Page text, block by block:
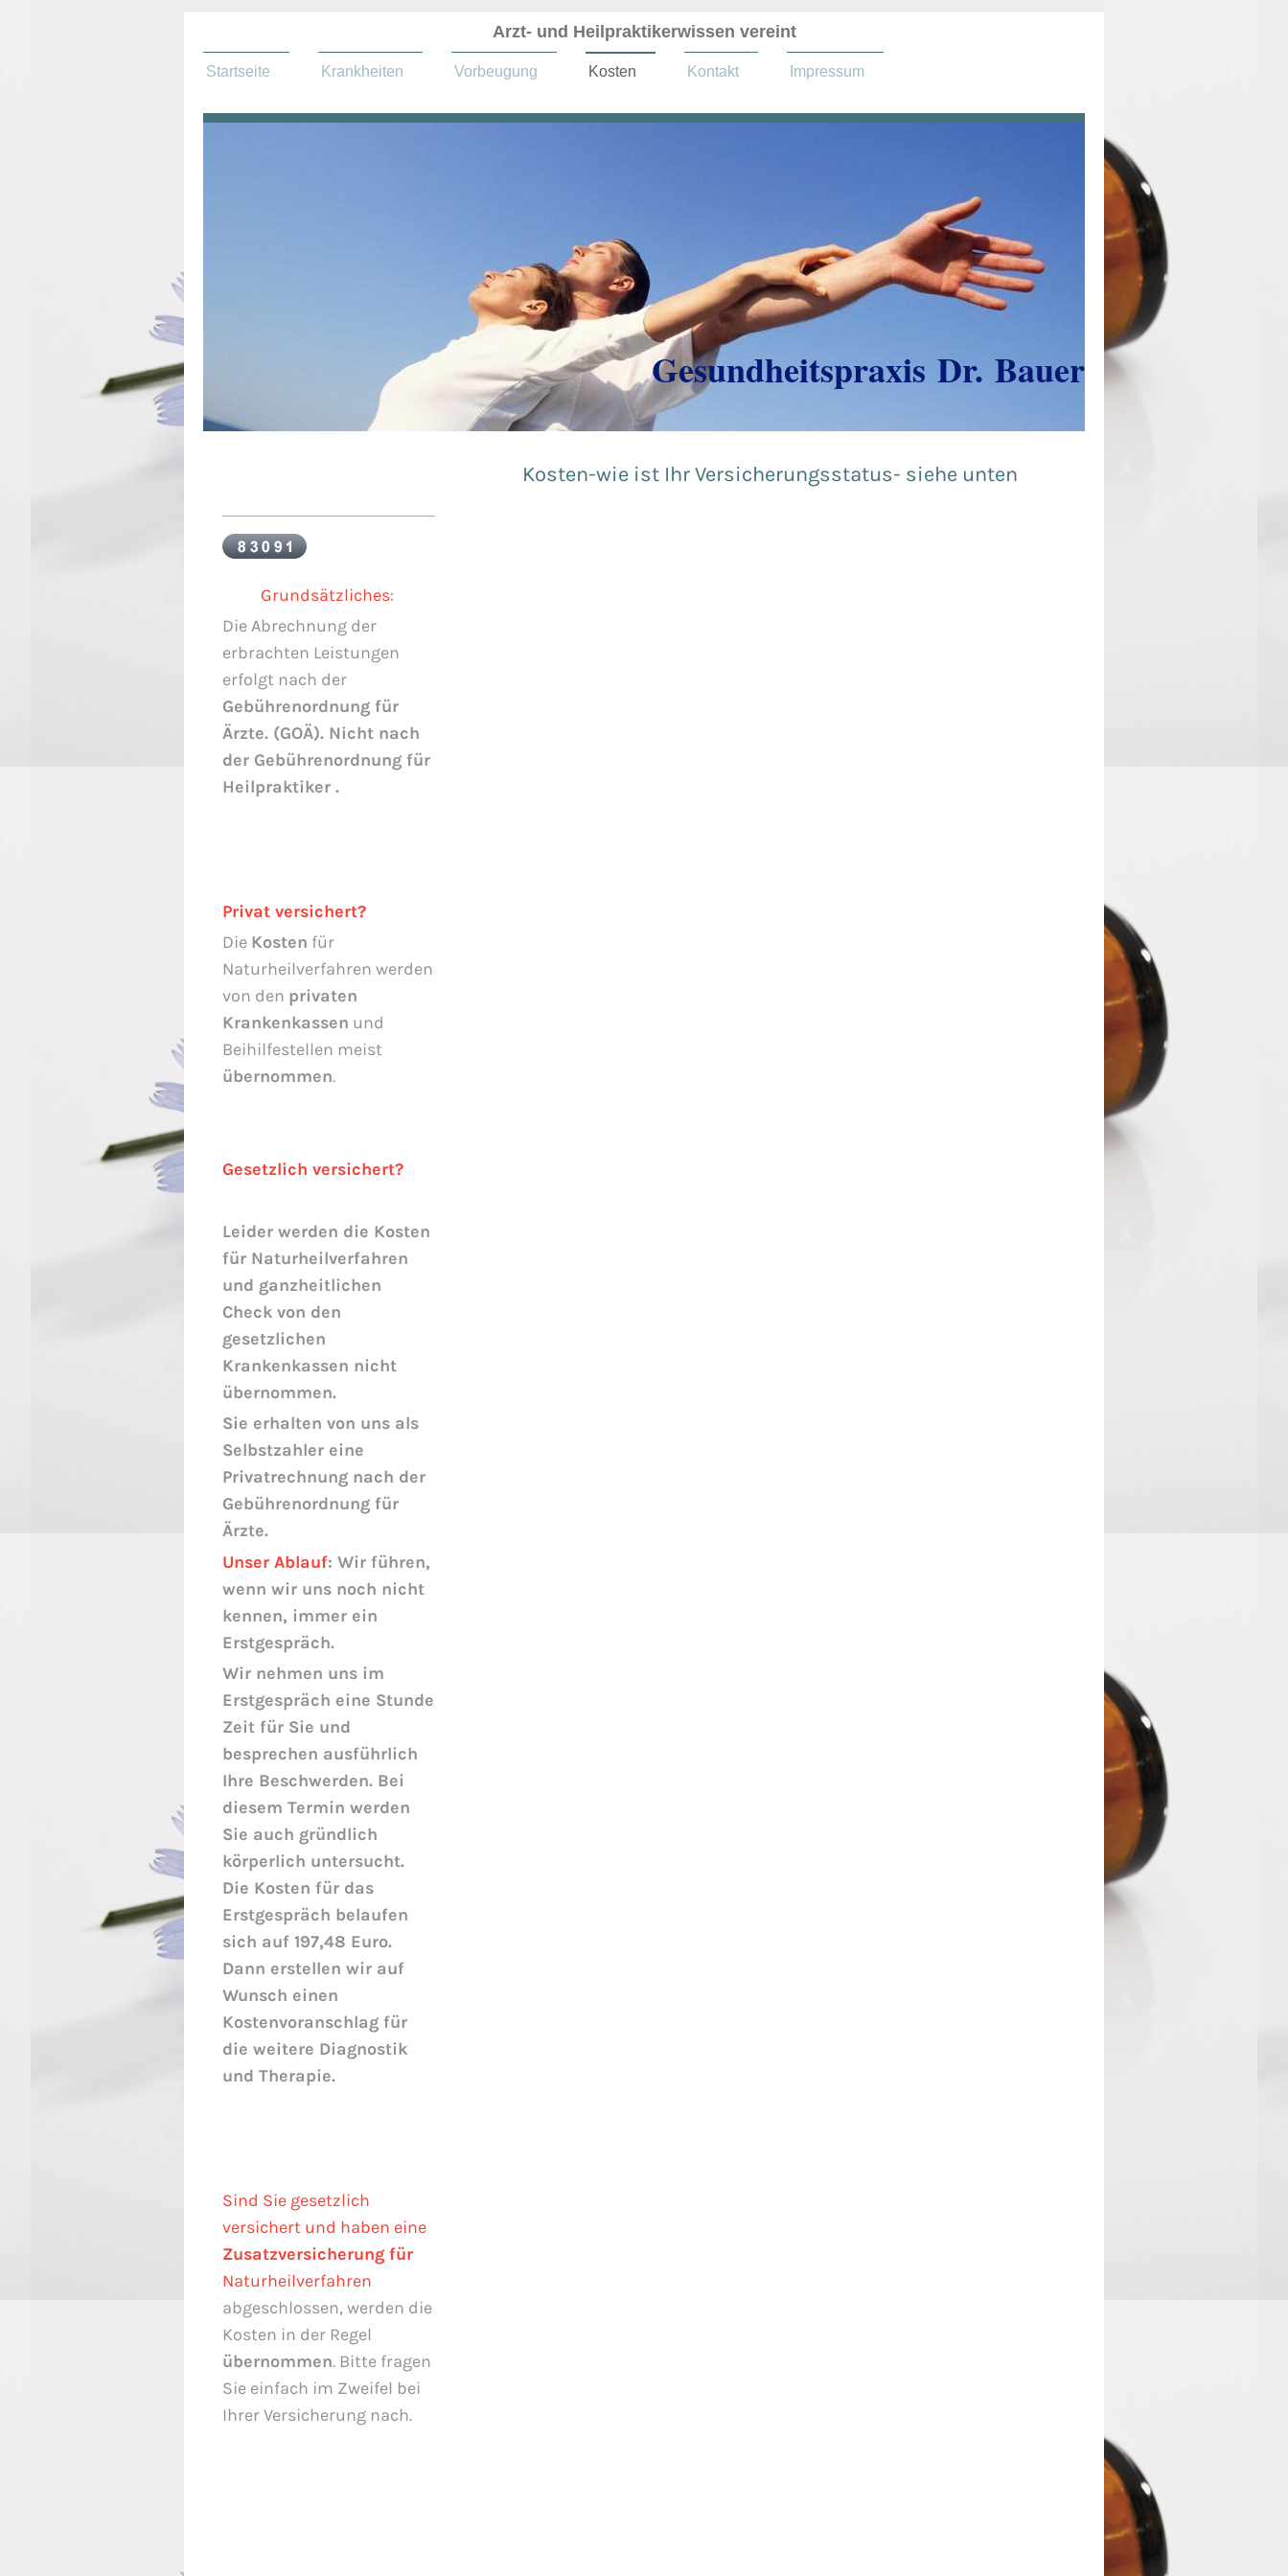
Arzt- und Heilpraktikerwissen vereint
Startseite Krankheiten Vorbeugung Kosten Kontakt Impressum
Gesundheitspraxis Dr. Bauer
Kosten-wie ist Ihr Versicherungsstatus- siehe unten
Grundsätzliches:
Die Abrechnung der
erbrachten Leistungen
erfolgt nach der
Gebührenordnung für
Ärzte. (GOÄ). Nicht nach
der Gebührenordnung für
Heilpraktiker .
Privat versichert?
Die Kosten für
Naturheilverfahren werden
von den privaten
Krankenkassen und
Beihilfestellen meist
übernommen.
Gesetzlich versichert?
Leider werden die Kosten
für Naturheilverfahren
und ganzheitlichen
Check von den
gesetzlichen
Krankenkassen nicht
übernommen.
Sie erhalten von uns als
Selbstzahler eine
Privatrechnung nach der
Gebührenordnung für
Ärzte.
Unser Ablauf: Wir führen,
wenn wir uns noch nicht
kennen, immer ein
Erstgespräch.
Wir nehmen uns im
Erstgespräch eine Stunde
Zeit für Sie und
besprechen ausführlich
Ihre Beschwerden. Bei
diesem Termin werden
Sie auch gründlich
körperlich untersucht.
Die Kosten für das
Erstgespräch belaufen
sich auf 197,48 Euro.
Dann erstellen wir auf
Wunsch einen
Kostenvoranschlag für
die weitere Diagnostik
und Therapie.
Sind Sie gesetzlich
versichert und haben eine
Zusatzversicherung für
Naturheilverfahren
abgeschlossen, werden die
Kosten in der Regel
übernommen. Bitte fragen
Sie einfach im Zweifel bei
Ihrer Versicherung nach.